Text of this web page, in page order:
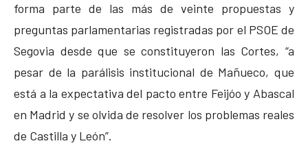
forma parte de las más de veinte propuestas y
preguntas parlamentarias registradas por el PSOE de
Segovia desde que se constituyeron las Cortes, “a
pesar de la parálisis institucional de Mañueco, que
está a la expectativa del pacto entre Feijóo y Abascal
en Madrid y se olvida de resolver los problemas reales
de Castilla y León”.